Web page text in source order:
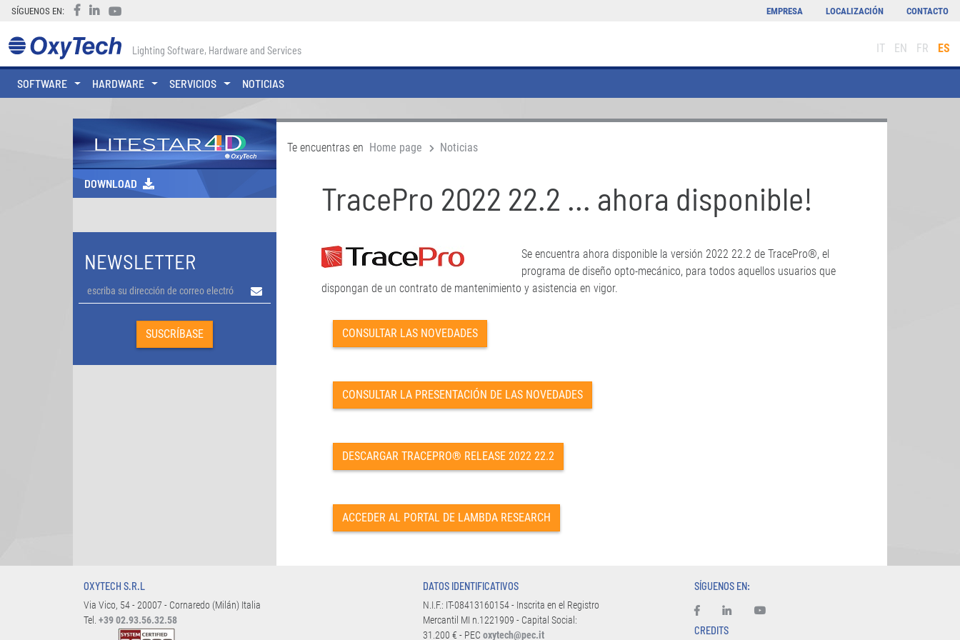
SÍGUENOS EN:
IT EN FR ES
Lighting Software, Hardware and Services
SOFTWARE HARDWARE SERVICIOS NOTICIAS
EMPRESA LOCALIZACIÓN CONTACTO
DOWNLOAD
NEWSLETTER
Te encuentras en Home page Noticias
TracePro 2022 22.2 ... ahora disponible!
Se encuentra ahora disponible la versión 2022 22.2 de TracePro®, el
programa de diseño opto-mecánico, para todos aquellos usuarios que
dispongan de un contrato de mantenimiento y asistencia en vigor.
CONSULTAR LAS NOVEDADES
CONSULTAR LA PRESENTACIÓN DE LAS NOVEDADES
DESCARGAR TRACEPRO® RELEASE 2022 22.2
ACCEDER AL PORTAL DE LAMBDA RESEARCH
OXYTECH S.R.L
Via Vico, 54 - 20007 - Cornaredo (Milán) Italia
Tel. +39 02.93.56.32.58
DATOS IDENTIFICATIVOS
N.I.F.: IT-08413160154 - Inscrita en el Registro
Mercantil MI n.1221909 - Capital Social:
31.200 € - PEC oxytech@pec.it
SÍGUENOS EN:
CREDITS